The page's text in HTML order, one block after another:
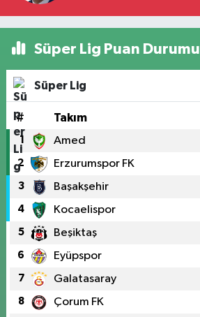
Süper Lig Puan Durumu
Süper Lig
# Takım
1 Amed
2 Erzurumspor FK
3 Başakşehir
4 Kocaelispor
5 Beşiktaş
6 Eyüpspor
7 Galatasaray
8 Çorum FK